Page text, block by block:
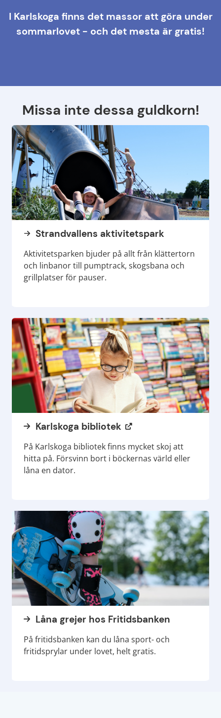
I Karlskoga finns det massor att göra under
sommarlovet - och det mesta är gratis!
Missa inte dessa guldkorn!
Strandvallens aktivitetspark
Aktivitetsparken bjuder på allt från klättertorn
och linbanor till pumptrack, skogsbana och
grillplatser för pauser.
Karlskoga bibliotek
På Karlskoga bibliotek finns mycket skoj att
hitta på. Försvinn bort i böckernas värld eller
låna en dator.
Låna grejer hos Fritidsbanken
På fritidsbanken kan du låna sport- och
fritidsprylar under lovet, helt gratis.